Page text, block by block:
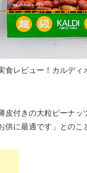
食レビュー！カルディ
皮付きの大粒ピーナ
に最適です」とのこ